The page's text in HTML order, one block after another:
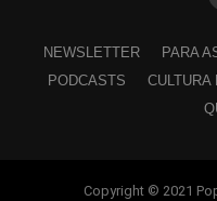
NEWSLETTER PARA
PODCASTS
CULTURA
Copyright © 2021